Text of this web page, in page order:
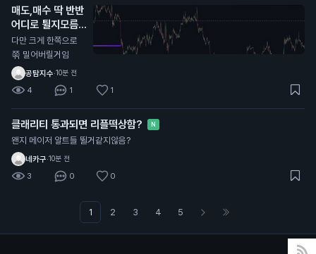
매도,매수 딱 반반
어디로 튈지모름
N
다만 크게 한쪽으로
쭊 밀어버릴거임
공탐지수·10분 전
4 1 1
클래리티 통과되면 리플떡상함? N
왠지 메이저 알트들 뛸거같지않음?
네카구·10분 전
3 0 0
1 2 3 4 5